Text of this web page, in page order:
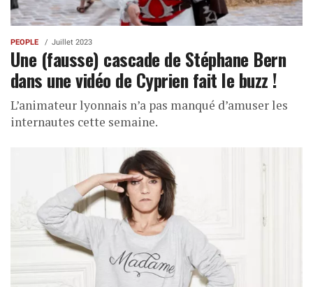
PEOPLE Juillet 2023
Une (fausse) cascade de Stéphane Bern
dans une vidéo de Cyprien fait le buzz !
L’animateur lyonnais n’a pas manqué d’amuser les
internautes cette semaine.